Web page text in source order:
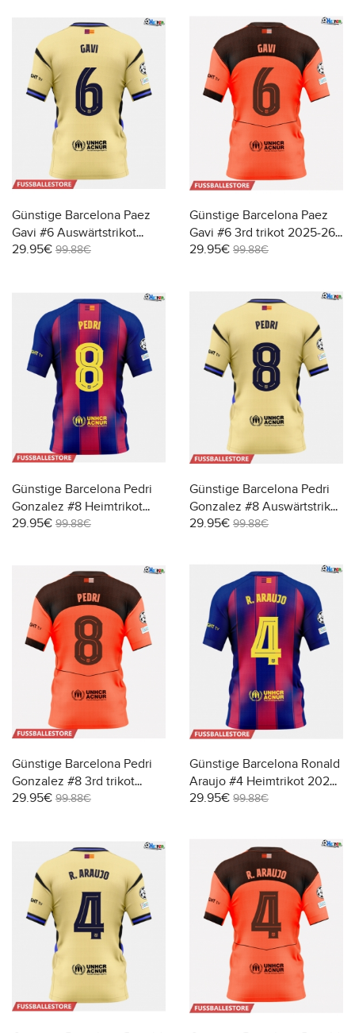
Günstige Barcelona Paez
Gavi #6 Auswärtstrikot
2025-26 Kurzarm
29.95€ 99.88€
Günstige Barcelona Paez
Gavi #6 3rd trikot 2025-26
Kurzarm
29.95€ 99.88€
Günstige Barcelona Pedri
Gonzalez #8 Heimtrikot
2025-26 Kurzarm
29.95€ 99.88€
Günstige Barcelona Pedri
Gonzalez #8 Auswärtstrikot
2025-26 Kurzarm
29.95€ 99.88€
Günstige Barcelona Pedri
Gonzalez #8 3rd trikot
2025-26 Kurzarm
29.95€ 99.88€
Günstige Barcelona Ronald
Araujo #4 Heimtrikot 2025-
26 Kurzarm
29.95€ 99.88€